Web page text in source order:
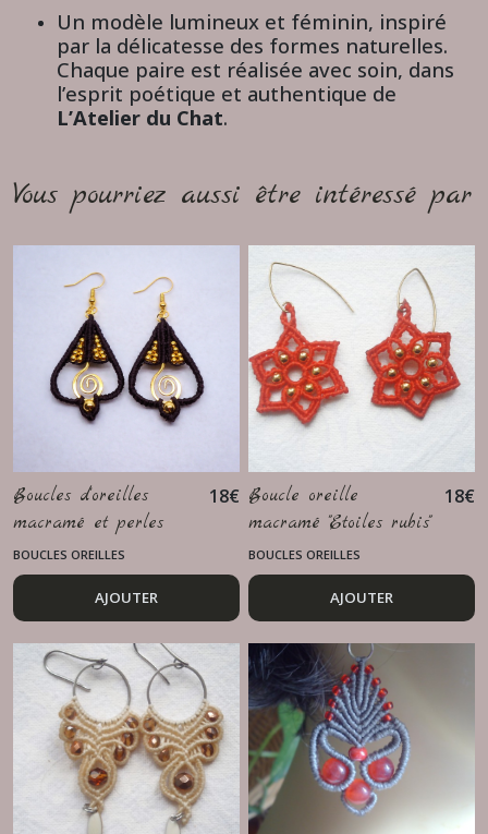
Un modèle lumineux et féminin, inspiré
par la délicatesse des formes naturelles.
Chaque paire est réalisée avec soin, dans
l’esprit poétique et authentique de
L’Atelier du Chat.
Vous pourriez aussi être intéressé par
Boucles d'oreilles
macramé et perles
dorées
18€
BOUCLES OREILLES
AJOUTER
Boucle oreille
macramé "Etoiles rubis"
18€
BOUCLES OREILLES
AJOUTER